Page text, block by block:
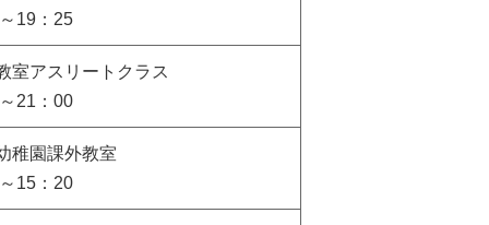
19：25
室アスリートクラス
21：00
稚園課外教室
15：20